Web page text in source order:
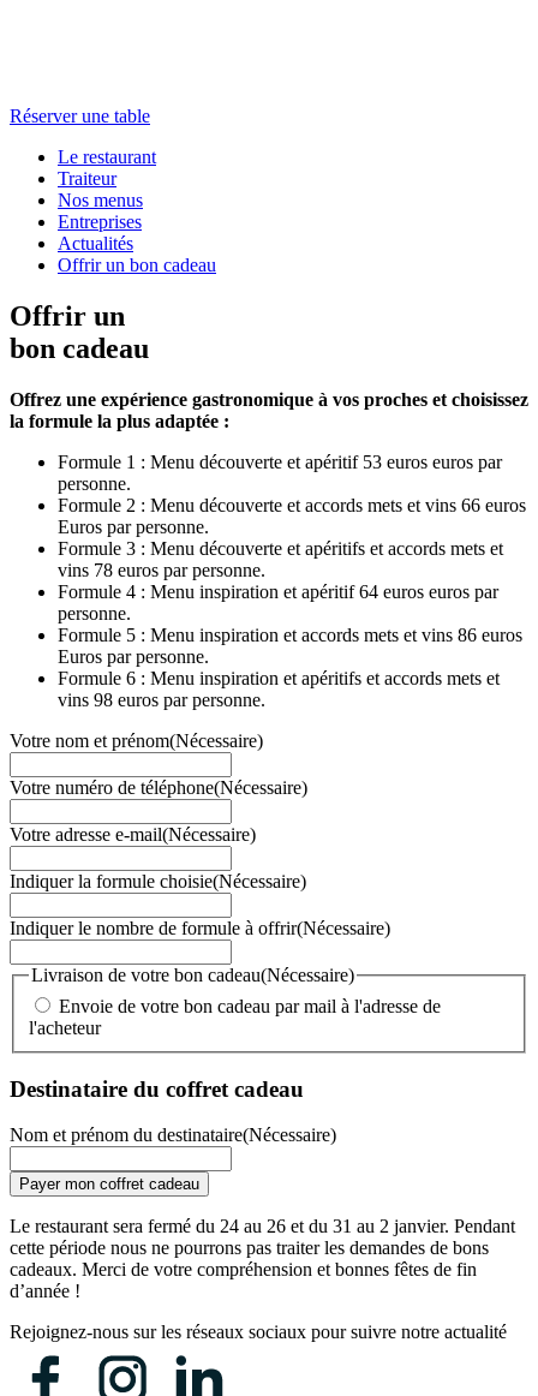
Réserver une table
Le restaurant
Traiteur
Nos menus
Entreprises
Actualités
Offrir un bon cadeau
Offrir un
bon cadeau
Offrez une expérience gastronomique à vos proches et choisissez
la formule la plus adaptée :
Formule 1 : Menu découverte et apéritif 53 euros euros par
personne.
Formule 2 : Menu découverte et accords mets et vins 66 euros
Euros par personne.
Formule 3 : Menu découverte et apéritifs et accords mets et
vins 78 euros par personne.
Formule 4 : Menu inspiration et apéritif 64 euros euros par
personne.
Formule 5 : Menu inspiration et accords mets et vins 86 euros
Euros par personne.
Formule 6 : Menu inspiration et apéritifs et accords mets et
vins 98 euros par personne.
Votre nom et prénom(Nécessaire)
Votre numéro de téléphone(Nécessaire)
Votre adresse e-mail(Nécessaire)
Indiquer la formule choisie(Nécessaire)
Indiquer le nombre de formule à offrir(Nécessaire)
Livraison de votre bon cadeau(Nécessaire)
Envoie de votre bon cadeau par mail à l'adresse de
l'acheteur
Destinataire du coffret cadeau
Nom et prénom du destinataire(Nécessaire)
Le restaurant sera fermé du 24 au 26 et du 31 au 2 janvier. Pendant
cette période nous ne pourrons pas traiter les demandes de bons
cadeaux. Merci de votre compréhension et bonnes fêtes de fin
d’année !
Rejoignez-nous sur les réseaux sociaux pour suivre notre actualité